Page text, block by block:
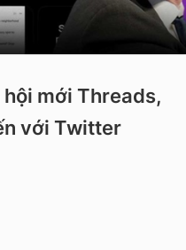
mới Threads,
với Twitter